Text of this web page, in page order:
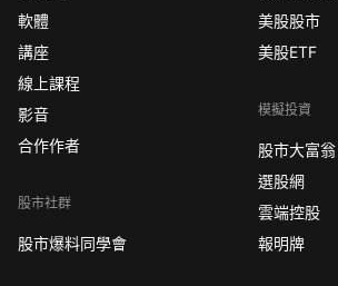
軟體
講座
線上課程
影音
合作作者
股市社群
股市爆料同學會
美股股市
美股ETF
模擬投資
股市大富翁
選股網
雲端控股
報明牌